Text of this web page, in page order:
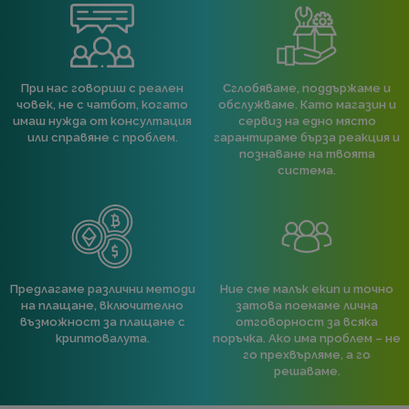
При нас говориш с реален
човек, не с чатбот, когато
имаш нужда от консултация
или справяне с проблем.
Сглобяваме, поддържаме и
обслужваме. Като магазин и
сервиз на едно място
гарантираме бърза реакция и
познаване на твоята
система.
Предлагаме различни методи
на плащане, включително
възможност за плащане с
криптовалута.
Ние сме малък екип и точно
затова поемаме лична
отговорност за всяка
поръчка. Ако има проблем – не
го прехвърляме, а го
решаваме.